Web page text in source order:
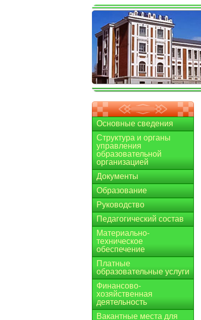
Основные сведения
Структура и органы
управления
образовательной
организацией
Документы
Образование
Руководство
Педагогический состав
Материально-
техническое
обеспечение
Платные
образовательные услуги
Финансово-
хозяйственная
деятельность
Вакантные места для